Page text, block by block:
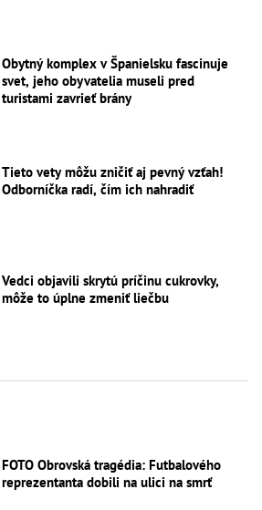
Obytný komplex v Španielsku fascinuje
svet, jeho obyvatelia museli pred
turistami zavrieť brány
Tieto vety môžu zničiť aj pevný vzťah!
Odborníčka radí, čím ich nahradiť
Vedci objavili skrytú príčinu cukrovky,
môže to úplne zmeniť liečbu
FOTO Obrovská tragédia: Futbalového
reprezentanta dobili na ulici na smrť